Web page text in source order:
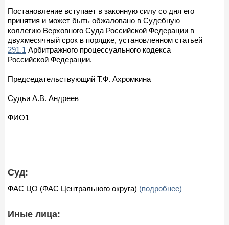
Постановление вступает в законную силу со дня его
принятия и может быть обжаловано в Судебную
коллегию Верховного Суда Российской Федерации в
двухмесячный срок в порядке, установленном статьей
291.1 Арбитражного процессуального кодекса
Российской Федерации.
Председательствующий Т.Ф. Ахромкина
Судьи А.В. Андреев
ФИО1
Суд:
ФАС ЦО (ФАС Центрального округа) (подробнее)
Иные лица: